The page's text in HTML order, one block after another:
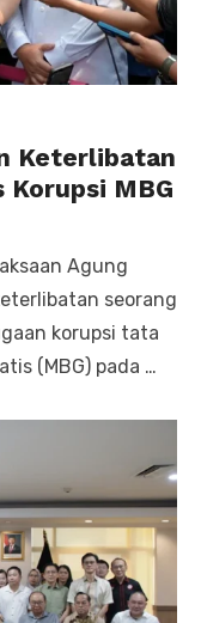
Keterlibatan
Korupsi MBG
Agung
seorang
korupsi tata
(MBG) pada …